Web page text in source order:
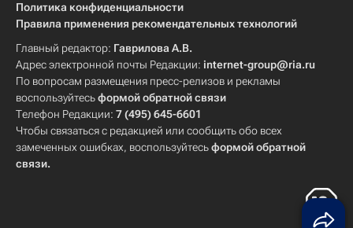
Политика конфиденциальности
Правила применения рекомендательных технологий
Главный редактор: Гаврилова А.В.
Адрес электронной почты Редакции: internet-group@ria.ru
По вопросам размещения пресс-релизов и рекламы
воспользуйтесьформой обратной связи
Телефон Редакции: 7 (495) 645-6601
Чтобы связаться с редакцией или сообщить обо всех
замеченных ошибках, воспользуйтесьформой обратной
связи.